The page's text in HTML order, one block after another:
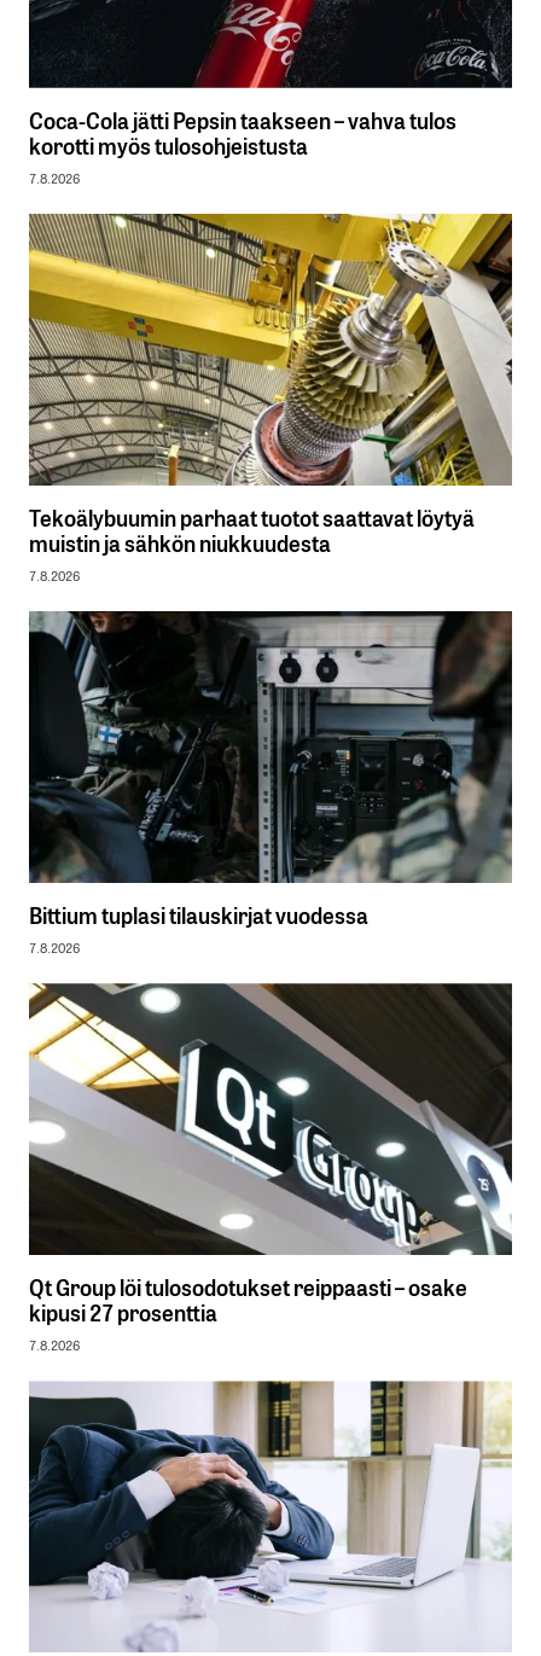
Coca-Cola jätti Pepsin taakseen – vahva tulos
korotti myös tulosohjeistusta
7.8.2026
Tekoälybuumin parhaat tuotot saattavat löytyä
muistin ja sähkön niukkuudesta
7.8.2026
Bittium tuplasi tilauskirjat vuodessa
7.8.2026
Qt Group löi tulosodotukset reippaasti – osake
kipusi 27 prosenttia
7.8.2026